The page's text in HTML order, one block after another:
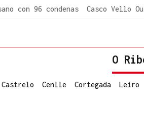
con 96 condenas Casco Vello
O
Castrelo Cenlle Cortegada Leiro